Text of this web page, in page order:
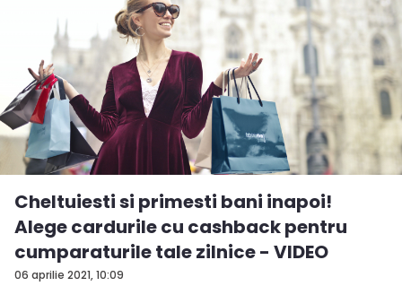
06 aprilie 2021, 10:09
Cheltuiesti si primesti bani inapoi!
Alege cardurile cu cashback pentru
cumparaturile tale zilnice - VIDEO